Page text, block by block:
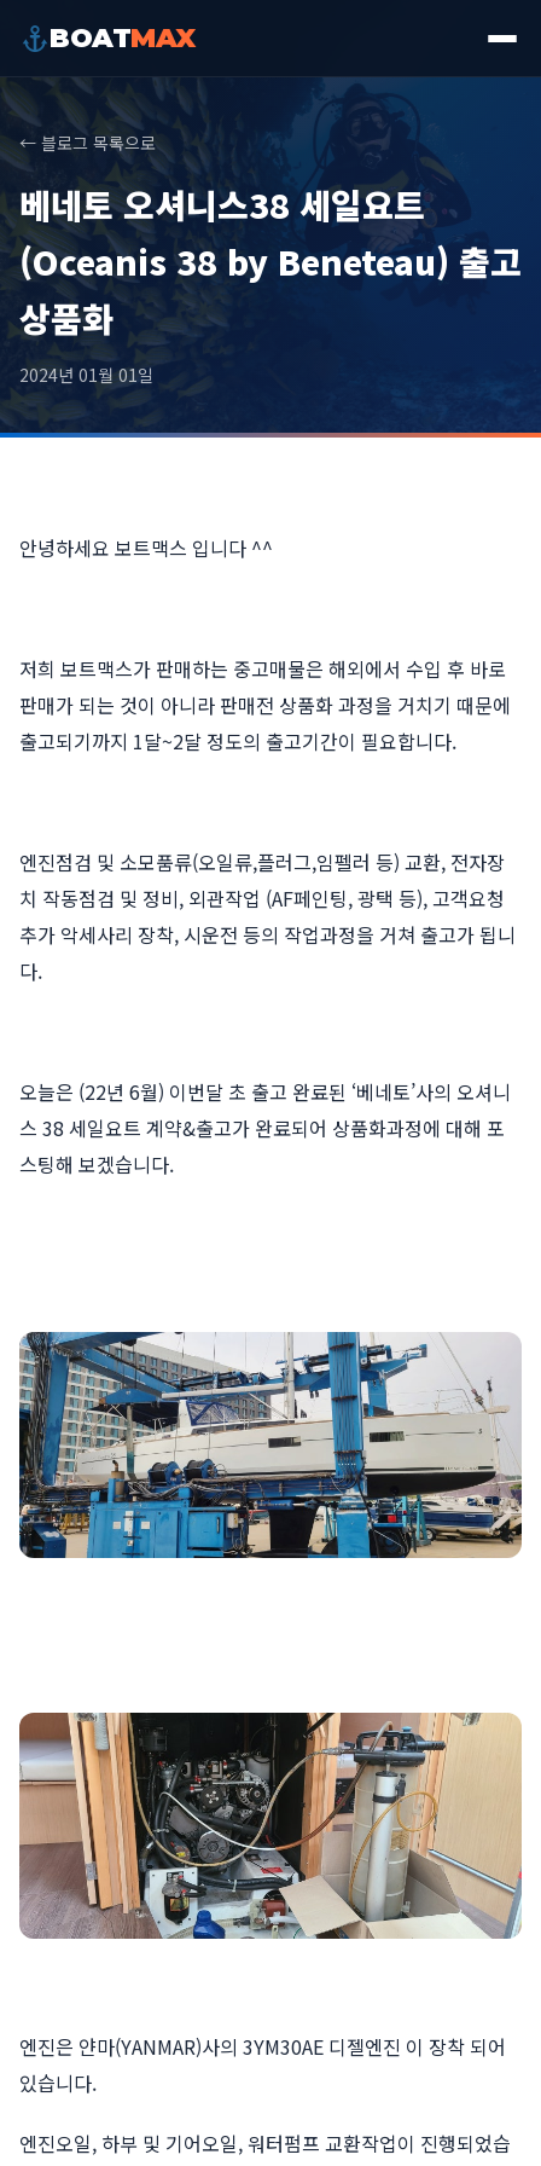
BOATMAX
← 블로그 목록으로
베네토 오셔니스38 세일요트
(Oceanis 38 by Beneteau) 출고
상품화
2024년 01월 01일
안녕하세요 보트맥스 입니다 ^^
저희 보트맥스가 판매하는 중고매물은 해외에서 수입 후 바로
판매가 되는 것이 아니라 판매전 상품화 과정을 거치기 때문에
출고되기까지 1달~2달 정도의 출고기간이 필요합니다.
엔진점검 및 소모품류(오일류,플러그,임펠러 등) 교환, 전자장
치 작동점검 및 정비, 외관작업 (AF페인팅, 광택 등), 고객요청
추가 악세사리 장착, 시운전 등의 작업과정을 거쳐 출고가 됩니
다.
오늘은 (22년 6월) 이번달 초 출고 완료된 ‘베네토’사의 오셔니
스 38 세일요트 계약&출고가 완료되어 상품화과정에 대해 포
스팅해 보겠습니다.
엔진은 얀마(YANMAR)사의 3YM30AE 디젤엔진 이 장착 되어
있습니다.
엔진오일, 하부 및 기어오일, 워터펌프 교환작업이 진행되었습